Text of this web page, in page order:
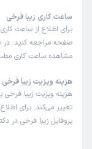
ساعت کاری زیبا فرخی
برای اطلاع از ساعت
صفحه مراجعه کنید. در
مشاهده ساعت کاری
هزینه ویزیت زیبا فرخی
هزینه ویزیت زیبا
تغییر می‌کند. برای
پروفایل زیبا فرخی در